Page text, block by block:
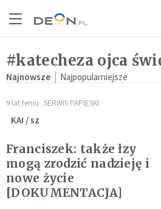
#katecheza ojca
Najnowsze Najpopularniejsze
9 lat temu SERWIS PAPIESKI
KAI / sz
Franciszek: także łzy
mogą zrodzić nadzieję i
nowe życie
[DOKUMENTACJA]